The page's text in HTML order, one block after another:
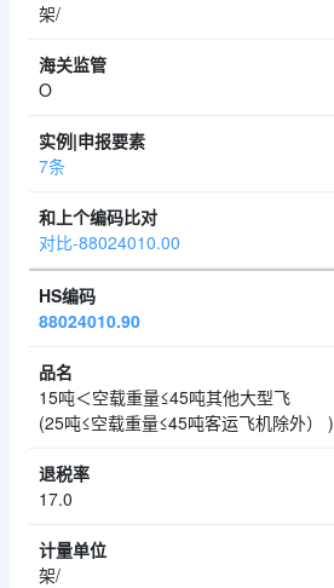
架/
O
7条
对比-88024010.00
88024010.90
15吨＜空载重量≤45吨其他大型飞
(25吨≤空载重量≤45吨客运飞机除外） )
17.0
架/